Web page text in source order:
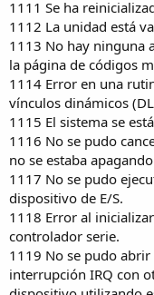
1111 Se ha
1112 La unidad está
1113 No hay ninguna
la página de códigos
1114 Error en una
vínculos dinámicos
1115 El sistema se
1116 No se pudo
no se estaba
1117 No se pudo
dispositivo de E/S.
1118 Error al
controlador serie.
1119 No se pudo
interrupción IRQ con